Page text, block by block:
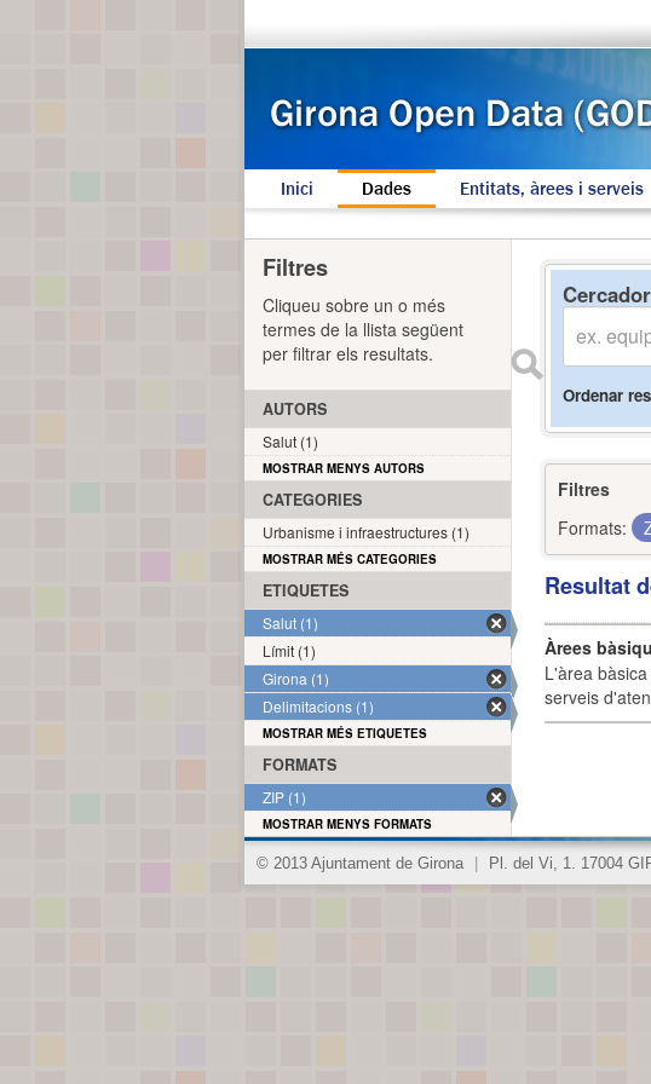
Inici Dades Entitats, àrees i serveis
Cercador
Ordenar
Filtres
Formats:
Resultat
Àrees
L'àrea
serveis
Filtres
Cliqueu sobre un o més
termes de la llista següent
per filtrar els resultats.
AUTORS
Salut (1)
MOSTRAR MENYS AUTORS
CATEGORIES
Urbanisme i infraestructures (1)
MOSTRAR MÉS CATEGORIES
ETIQUETES
Salut (1)
Límit (1)
Girona (1)
Delimitacions (1)
MOSTRAR MÉS ETIQUETES
FORMATS
ZIP (1)
MOSTRAR MENYS FORMATS
© 2013 Ajuntament de Girona Pl. del Vi, 1. 17004